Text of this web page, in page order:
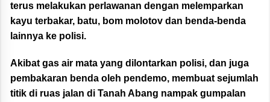
terus melakukan perlawanan dengan melemparkan
kayu terbakar, batu, bom molotov dan benda-benda
lainnya ke polisi.
Akibat gas air mata yang dilontarkan polisi, dan juga
pembakaran benda oleh pendemo, membuat sejumlah
titik di ruas jalan di Tanah Abang nampak gumpalan